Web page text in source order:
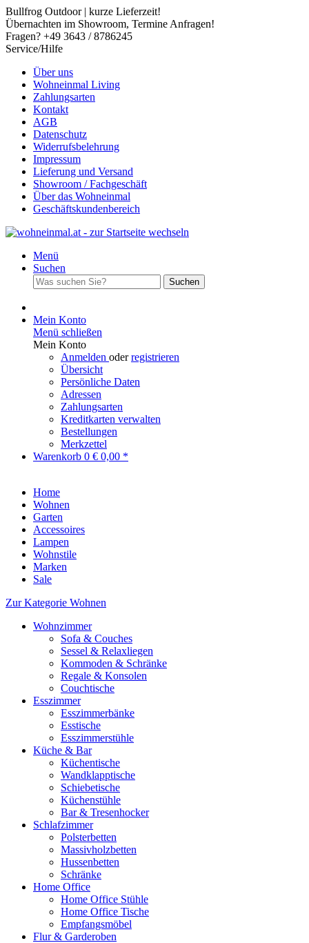
Bullfrog Outdoor | kurze Lieferzeit!
Übernachten im Showroom, Termine Anfragen!
Fragen? +49 3643 / 8786245
Service/Hilfe
Über uns
Wohneinmal Living
Zahlungsarten
Kontakt
AGB
Datenschutz
Widerrufsbelehrung
Impressum
Lieferung und Versand
Showroom / Fachgeschäft
Über das Wohneinmal
Geschäftskundenbereich
Menü
Suchen
Suchen
Mein Konto
Menü schließen
Mein Konto
Anmelden oderregistrieren
Übersicht
Persönliche Daten
Adressen
Zahlungsarten
Kreditkarten verwalten
Bestellungen
Merkzettel
Warenkorb 0 € 0,00 *
Home
Wohnen
Garten
Accessoires
Lampen
Wohnstile
Marken
Sale
Zur Kategorie Wohnen
Wohnzimmer
Sofa & Couches
Sessel & Relaxliegen
Kommoden & Schränke
Regale & Konsolen
Couchtische
Esszimmer
Esszimmerbänke
Esstische
Esszimmerstühle
Küche & Bar
Küchentische
Wandklapptische
Schiebetische
Küchenstühle
Bar & Tresenhocker
Schlafzimmer
Polsterbetten
Massivholzbetten
Hussenbetten
Schränke
Home Office
Home Office Stühle
Home Office Tische
Empfangsmöbel
Flur & Garderoben